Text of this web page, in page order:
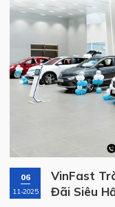
Chính Hãng Với
11/2025